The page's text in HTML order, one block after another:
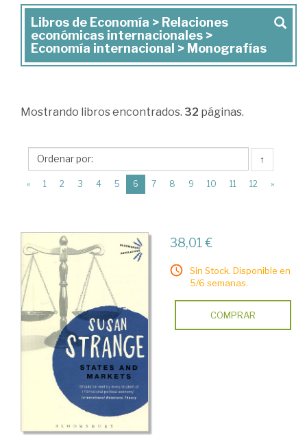
Libros
de
Economía
Relaciones
internacionales
>
>
Monografías
Libros de Economía > Relaciones
económicas internacionales >
Economía internacional > Monografías
Mostrando libros encontrados. 32 páginas.
↑
« 1 2 3 4 5 6 (current)
7 8 9 10 11 12 »
38,01 €
Sin Stock. Disponible en
5/6 semanas.
COMPRAR